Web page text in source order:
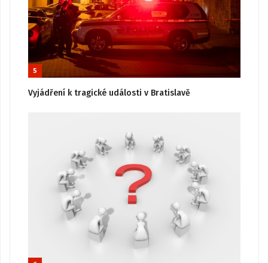
5
Vyjádření k tragické události v Bratislavě